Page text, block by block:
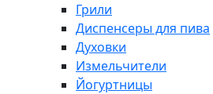
Грили
Диспенсеры для пива
Духовки
Измельчители
Йогуртницы